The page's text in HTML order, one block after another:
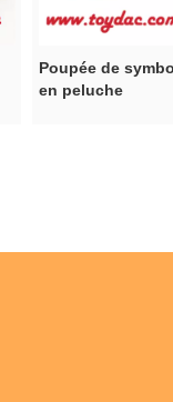
Poupée de
en peluche
lien vers